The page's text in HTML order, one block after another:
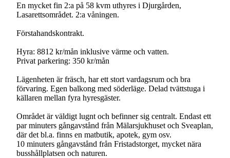
En mycket fin 2:a på 58 kvm uthyres i Djurgården,
Lasarettsområdet. 2:a våningen.
Förstahandskontrakt.
Hyra: 8812 kr/mån inklusive värme och vatten.
Privat parkering: 350 kr/mån
Lägenheten är fräsch, har ett stort vardagsrum och bra
förvaring. Egen balkong med söderläge. Delad tvättstuga i
källaren mellan fyra hyresgäster.
Området är väldigt lugnt och befinner sig centralt. Endast ett
par minuters gångavstånd från Mälarsjukhuset och Sveaplan,
där det bl.a. finns en matbutik, apotek, gym osv.
10 minuters gångavstånd från Fristadstorget, mycket nära
busshållplatsen och naturen.